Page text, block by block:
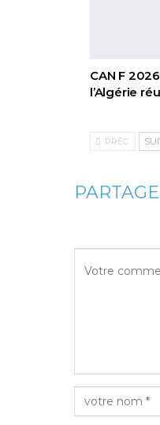
CAN F
l’Algérie
PRÉC.